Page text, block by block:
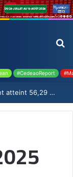
#CedeaoReport
Côte d’Ivoire : les réserves de change ont atteint 56,29 milliards USD en juillet